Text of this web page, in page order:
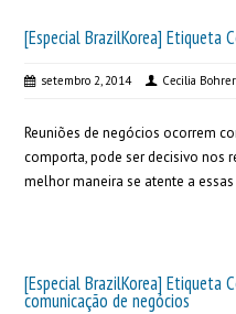
[Especial BrazilKorea] Etiqueta
setembro 2, 2014 Cecilia Bohrer
Reuniões de negócios ocorrem
comporta, pode ser decisivo nos
melhor maneira se atente a
[Especial BrazilKorea] Etiqueta
comunicação de negócios